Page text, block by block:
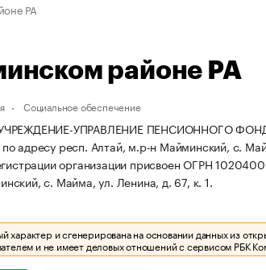
РА
районе РА
Социальное обеспечение
УЧРЕЖДЕНИЕ-УПРАВЛЕНИЕ ПЕНСИОННОГО
по адресу респ. Алтай, м.р-н Майминский, с.
организации присвоен ОГРН
с. Майма, ул. Ленина, д. 67, к. 1.
и сгенерирована на основании данных из
и не имеет деловых отношений с сервисом РБК